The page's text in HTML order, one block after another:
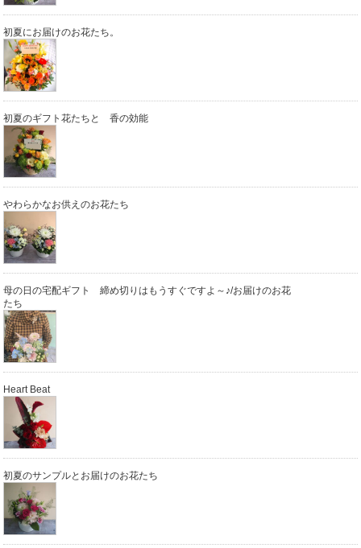
初夏にお届けのお花たち。
初夏のギフト花たちと 香の効能
やわらかなお供えのお花たち
母の日の宅配ギフト 締め切りはもうすぐですよ～♪/お届けのお花
たち
Heart Beat
初夏のサンプルとお届けのお花たち